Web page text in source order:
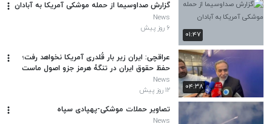
۰۱:۴۷
گزارش صداوسیما از حمله موشکی آمریکا به آبادان
News
۶ روز پیش
۰۴:۳۸
عراقچی: ایران زیر بار قُلدری آمریکا نخواهد رفت؛
حفظ حقوق ایران در تنگۀ هرمز جزو اصول ماست
News
۱۲ روز پیش
تصاویر حملات موشکی-پهپادی سپاه
News